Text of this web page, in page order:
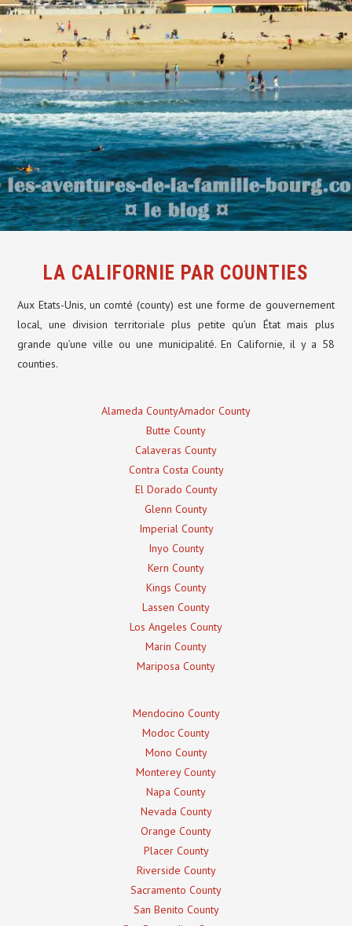
LA CALIFORNIE PAR COUNTIES
Aux Etats-Unis, un comté (county) est une forme de gouvernement
local, une division territoriale plus petite qu’un État mais plus
grande qu’une ville ou une municipalité. En Californie, il y a 58
counties.
Alameda CountyAmador County
Butte County
Calaveras County
Contra Costa County
El Dorado County
Glenn County
Imperial County
Inyo County
Kern County
Kings County
Lassen County
Los Angeles County
Marin County
Mariposa County
Mendocino County
Modoc County
Mono County
Monterey County
Napa County
Nevada County
Orange County
Placer County
Riverside County
Sacramento County
San Benito County